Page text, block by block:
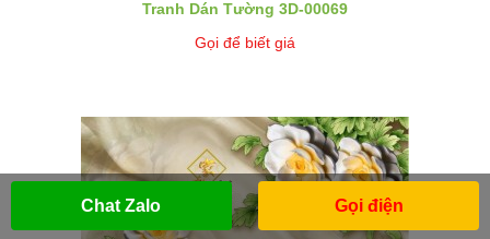
Tranh Dán Tường 3D-00069
Gọi để biết giá
Chat Zalo Gọi điện